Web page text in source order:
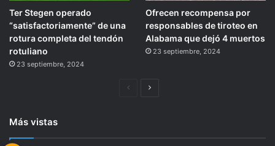
Ter Stegen operado
“satisfactoriamente” de una
rotura completa del tendón
rotuliano
23 septiembre, 2024
Ofrecen recompensa por
responsables de tiroteo en
Alabama que dejó 4 muertos
23 septiembre, 2024
PáginaSiguiente
Más vistas